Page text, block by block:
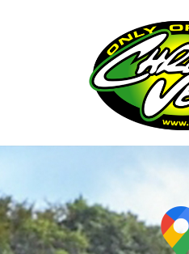
Accueil